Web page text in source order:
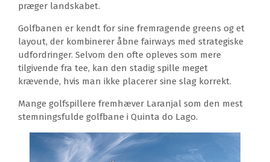
præger landskabet.
Golfbanen er kendt for sine fremragende greens og et
layout, der kombinerer åbne fairways med strategiske
udfordringer. Selvom den ofte opleves som mere
tilgivende fra tee, kan den stadig spille meget
krævende, hvis man ikke placerer sine slag korrekt.
Mange golfspillere fremhæver Laranjal som den mest
stemningsfulde golfbane i Quinta do Lago.